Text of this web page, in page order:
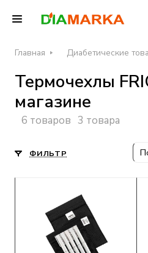
Главная Диабетические
Термочехлы
магазине
6 товаров 3 товара
ФИЛЬТР